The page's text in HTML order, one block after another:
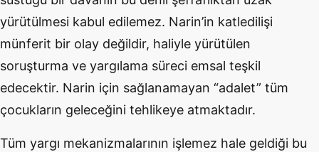
yürütülmesi kabul edilemez. Narin’in katledilişi
münferit bir olay değildir, haliyle yürütülen
soruşturma ve yargılama süreci emsal teşkil
edecektir. Narin için sağlanamayan “adalet” tüm
çocukların geleceğini tehlikeye atmaktadır.
Tüm yargı mekanizmalarının işlemez hale geldiği bu